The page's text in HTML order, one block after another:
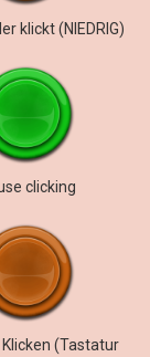
klickt (NIEDRIG)
clicking
Klicken (Tastatur